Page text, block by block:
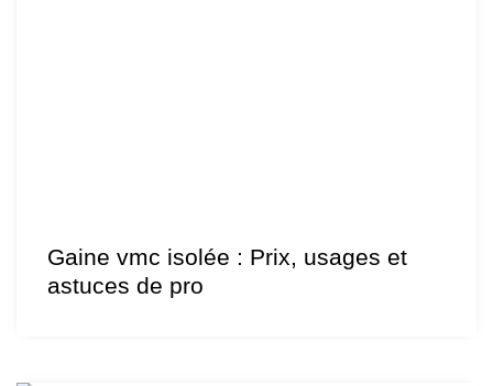
Gaine vmc isolée : Prix, usages et
astuces de pro